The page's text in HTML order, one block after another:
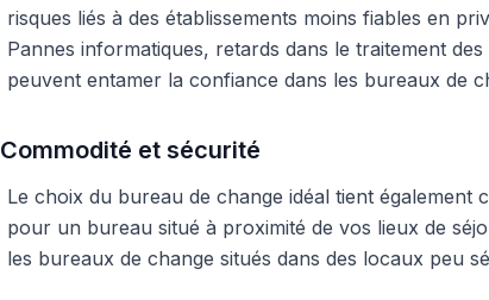
risques liés à des établissements moins fiables en
Pannes informatiques, retards dans le traitement
peuvent entamer la confiance dans les bureaux de
Commodité et sécurité
Le choix du bureau de change idéal tient également
pour un bureau situé à proximité de vos lieux de
les bureaux de change situés dans des locaux peu